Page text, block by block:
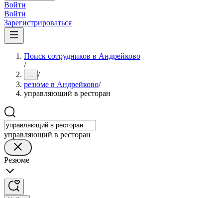
Войти
Войти
Зарегистрироваться
Поиск сотрудников в Андрейково
/
... /
резюме в Андрейково/
управляющий в ресторан
управляющий в ресторан
Резюме